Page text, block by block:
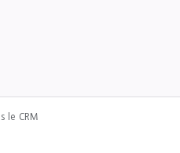
le CRM